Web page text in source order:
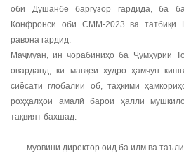
оби Душанбе баргузор гардида, ба
Конфронси оби СММ-2023 ва
равона гардид.
Маҷмӯан, ин чорабиниҳо ба Ҷумҳурии
оварданд, ки мавқеи худро ҳамчун
сиёсати глобалии об, таҳкими
роҳҳалҳои амалӣ барои ҳалли
тақвият бахшад.
муовини директор оид ба илм ва